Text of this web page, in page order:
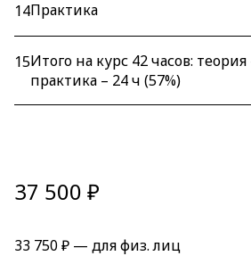
14Практика
15Итого на курс 42 часов: теория
практика – 24 ч (57%)
37 500 ₽
33 750 ₽ — для физ. лиц